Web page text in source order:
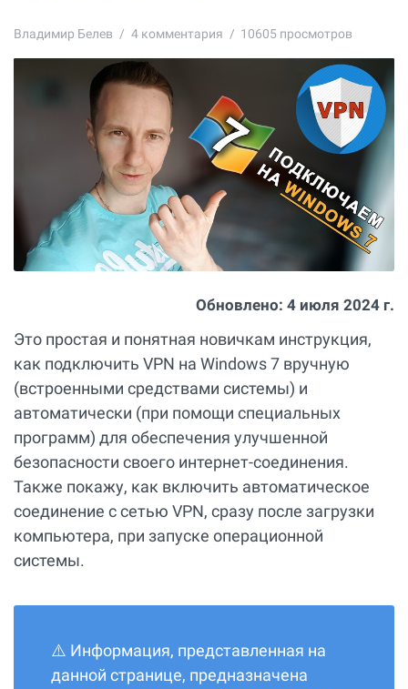
Владимир Белев 4комментария 10605 просмотров
Обновлено: 4 июля 2024 г.
Это простая и понятная новичкам инструкция,
как подключить VPN на Windows 7 вручную
(встроенными средствами системы) и
автоматически (при помощи специальных
программ) для обеспечения улучшенной
безопасности своего интернет-соединения.
Также покажу, как включить автоматическое
соединение с сетью VPN, сразу после загрузки
компьютера, при запуске операционной
системы.
⚠️ Информация, представленная на
данной странице, предназначена